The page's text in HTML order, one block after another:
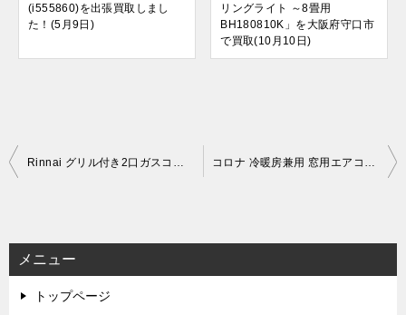
(i555860)を出張買取しまし
た！(5月9日)
リングライト ～8畳用
BH180810K」を大阪府守口市
で買取(10月10日)
投
ビ
ゲ
ー
メニュー
トップページ